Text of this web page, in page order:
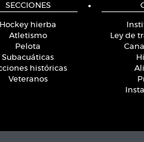
SECCIONES
Hockey hierba
Atletismo
Pelota
Subacuáticas
históricas
Veteranos
Ley de